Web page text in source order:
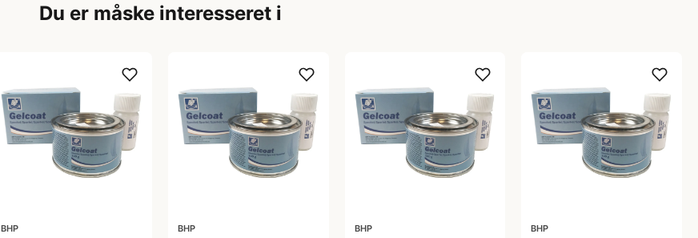
Du er måske interesseret i
BHP BHP BHP BHP